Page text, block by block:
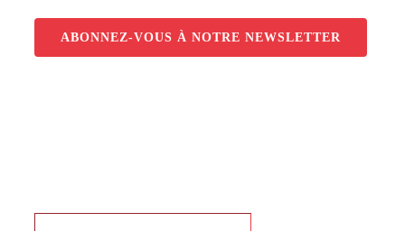
contenu
ABONNEZ-VOUS À NOTRE NEWSLETTER